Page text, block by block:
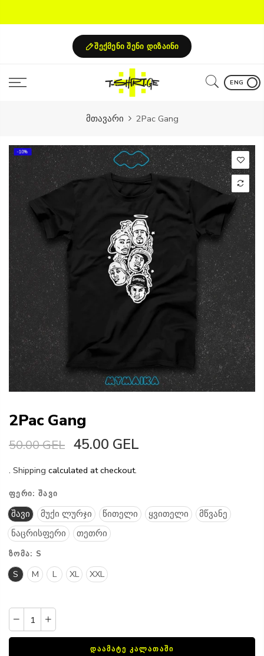
შექმენი შენი დიზაინი
ENG
მთავარი 2Pac Gang
-10%
2Pac Gang
50.00 GEL 45.00 GEL
. Shipping calculated at checkout.
ᲤᲔᲠᲘ: ᲨᲐᲕᲘ
შავი მუქი ლურჯი წითელი ყვითელი
მწვანე
ნაცრისფერი
თეთრი
ᲖᲝᲛᲐ: S
S M L XL XXL
ᲓᲐᲐᲛᲐᲢᲔ ᲙᲐᲚᲐᲗᲐᲨᲘ